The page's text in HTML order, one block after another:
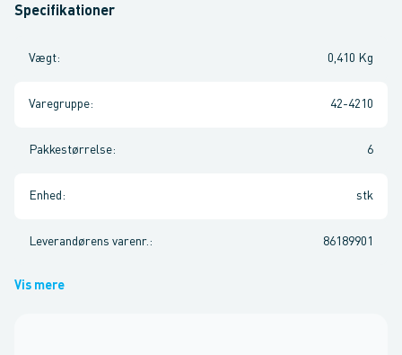
Specifikationer
Vægt: 0,410 Kg
Varegruppe: 42-4210
Pakkestørrelse: 6
Enhed : stk
Leverandørens varenr. : 86189901
Vis mere